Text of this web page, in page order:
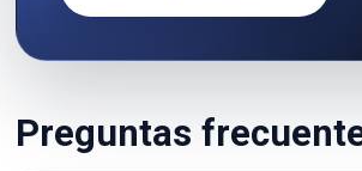
Preguntas